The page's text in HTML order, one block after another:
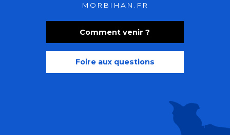
Comment venir ?
Foire aux questions
MORBIHAN.FR